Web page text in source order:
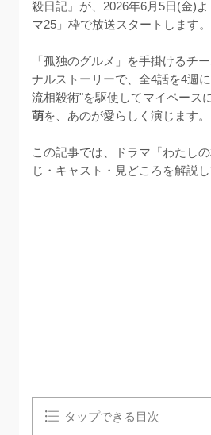
殺日記』が、2026年6月5日(金)
マ25」枠で放送スタートします。
「孤独のグルメ」を手掛けるチ
ナルストーリーで、全4話を4週
流相殺術"を駆使してマイペース
萌を、あのが愛らしく演じます。
この記事では、ドラマ『わたし
じ・キャスト・見どころを解説し
タップできる目次